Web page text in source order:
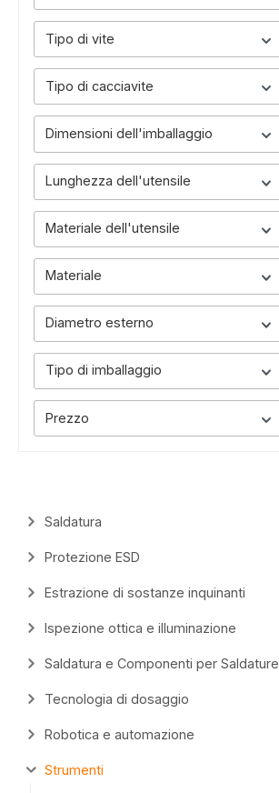
Tipo di vite
Tipo di cacciavite
Dimensioni dell'imballaggio
Lunghezza dell'utensile
Materiale dell'utensile
Materiale
Diametro esterno
Tipo di imballaggio
Prezzo
Saldatura
Protezione ESD
Estrazione di sostanze inquinanti
Ispezione ottica e illuminazione
Saldatura e Componenti per Saldature
Tecnologia di dosaggio
Robotica e automazione
Strumenti